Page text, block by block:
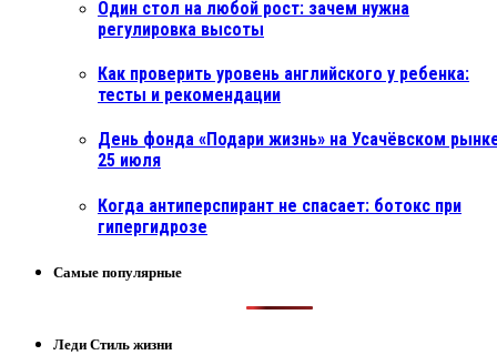
Один стол на любой рост: зачем нужна
регулировка высоты
Как проверить уровень английского у ребенка:
тесты и рекомендации
День фонда «Подари жизнь» на Усачёвском
25 июля
Когда антиперспирант не спасает: ботокс при
гипергидрозе
Самые популярные
Леди Стиль жизни